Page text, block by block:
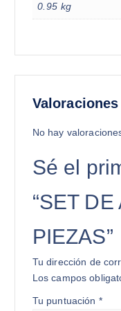
0.95 kg
Valoraciones
No hay
Sé el
“SET
PIEZAS”
Tu dirección de
Los campos
Tu puntuación *